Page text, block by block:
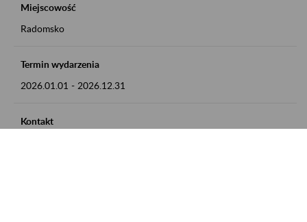
Miejscowość
Radomsko
Termin wydarzenia
2026.01.01 - 2026.12.31
Kontakt